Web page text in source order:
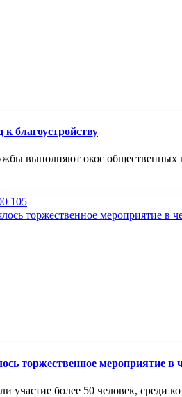
благоустройству
выполняют окос общественных
105
торжественное мероприятие в
участие более 50 человек,